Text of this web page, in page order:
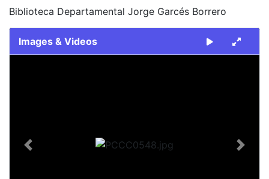
Biblioteca Departamental Jorge Garcés Borrero
Images & Videos
Previous Next